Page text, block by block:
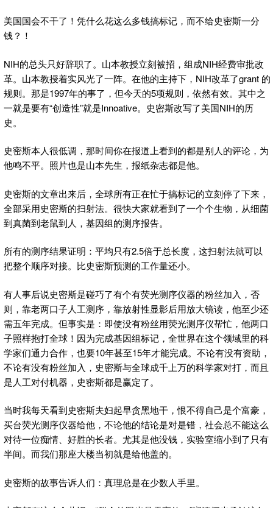
美国国会不干了！凭什么花这么多钱搞标记，而不给史密斯一分
钱？！
NIH的总头只好辞职了。山本教授立刻被招，组成NIH经费审批改
革。山本教授着实风光了一阵。在他的主持下，NIH改革了grant 的
规则。那是1997年的事了，但今天的5项规则，依然有效。其中之
一就是要有“创造性”就是Innoative。史密斯改写了美国NIH的历
史。
史密斯本人很低调，那时间你在报道上看到的都是别人的评论，为
他鸣不平。照片也是山本先生，报纸杂志都是他。
史密斯的文章出来后，全球所有正在忙于搞标记的立刻停了下来，
全部采用史密斯的扫射法。很快大家就看到了一个个生物，从细菌
到真菌到老鼠到人，基因组的测序报告。
所有的测序结果证明：平均只有2.5倍于总长度，这扫射法就可以
把整个顺序对接。比史密斯预测的工作量还小。
有人事后说史密斯是碰巧了有个有荧光测序仪器的粉丝加入，否
则，靠老两口子人工测序，靠放射性显影后用放大镜读，他至少还
需五年完成。但事实是：即使没有粉丝用荧光测序仪帮忙，他两口
子照样抱打全球！因为完成基因组标记，全世界在这个领域里的科
学家们通力合作，也要10年甚至15年才能完成。不论有没有资助，
不论有没有粉丝加入，史密斯与全球成千上万的科学家对打，而且
是人工对付机器，史密斯都是赢定了。
当时我每天看到史密斯夫妇起早贪黑地干，恨不得自己是个富豪，
买台荧光测序仪器给他，不论他的结论是对是错，社会总不能这么
对待一位痴情、好胜的长者。尤其是他没钱，实验室缩小到了只有
半间。而我们那座大楼当初就是给他盖的。
史密斯的故事告诉人们：真理总是在少数人手里。